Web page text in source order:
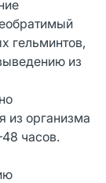
гельминтов,
из
из организма
часов.